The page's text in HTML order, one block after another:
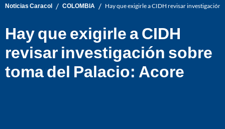
Noticias Caracol / COLOMBIA / Hay que exigirle a CIDH revisar investigación
Hay que exigirle a CIDH
revisar investigación sobre
toma del Palacio: Acore